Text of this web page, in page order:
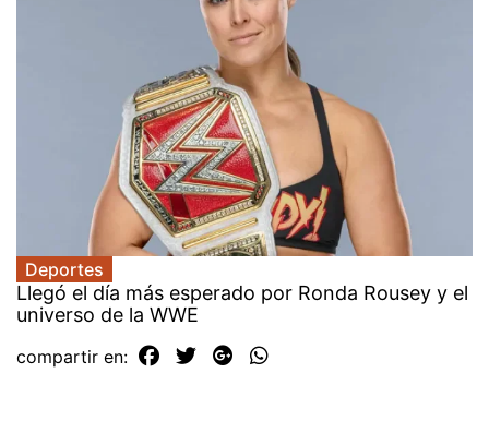
Deportes
Llegó el día más esperado por Ronda Rousey y el
universo de la WWE
compartir en: